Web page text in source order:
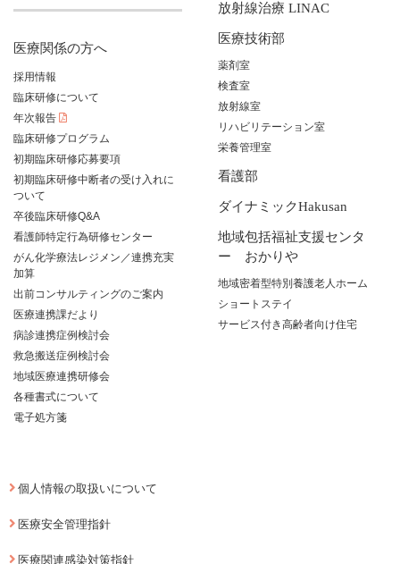
医療関係の方へ
採用情報
臨床研修について
年次報告
臨床研修プログラム
初期臨床研修応募要項
初期臨床研修中断者の受け入れに
ついて
卒後臨床研修Q&A
看護師特定行為研修センター
がん化学療法レジメン／連携充実
加算
出前コンサルティングのご案内
医療連携課だより
病診連携症例検討会
救急搬送症例検討会
地域医療連携研修会
各種書式について
電子処方箋
放射線治療 LINAC
医療技術部
薬剤室
検査室
放射線室
リハビリテーション室
栄養管理室
看護部
ダイナミックHakusan
地域包括福祉支援センタ
ー おかりや
地域密着型特別養護老人ホーム
ショートステイ
サービス付き高齢者向け住宅
個人情報の取扱いについて
医療安全管理指針
医療関連感染対策指針